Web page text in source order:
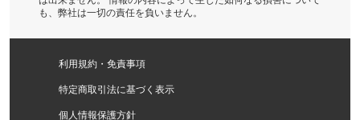
も、弊社は一切の責任を負いません。
利用規約・免責事項
特定商取引法に基づく表示
個人情報保護方針